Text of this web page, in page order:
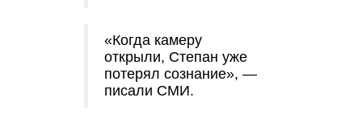
«Когда камеру
открыли, Степан уже
потерял сознание», —
писали СМИ.